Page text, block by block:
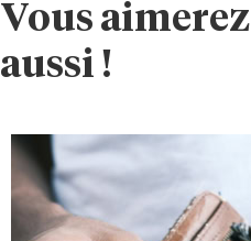
Vous aimerez
aussi !